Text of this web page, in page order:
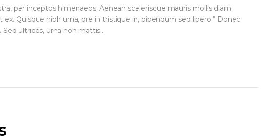
per inceptos himenaeos. Aenean scelerisque mauris mollis diam
Quisque nibh urna, pre in tristique in, bibendum sed libero.” Donec
ultrices, urna non mattis...